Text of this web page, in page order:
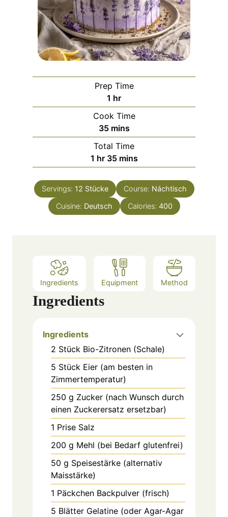
Prep Time
1 h
o
u
r
hr
Cook Time
35m
i
n
u
e
s
mins
Total Time
1 h
o
u
r
hr 35m
i
n
u
t
mins
Servings: 12 Stücke Course: Náchtisch
Cuisine: Deutsch Calories: 400
Ingredients Equipment Method
Ingredients
Ingredients
2 Stück Bio-Zitronen (Schale)
5 Stück Eier (am besten in
Zimmertemperatur)
250 g Zucker (nach Wunsch durch
einen Zuckerersatz ersetzbar)
1 Prise Salz
200 g Mehl (bei Bedarf glutenfrei)
50 g Speisestärke (alternativ
Maisstärke)
1 Päckchen Backpulver (frisch)
5 Blätter Gelatine (oder Agar-Agar